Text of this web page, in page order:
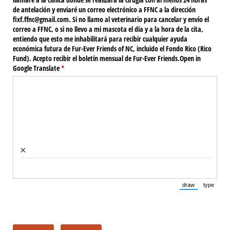
de antelación y enviaré un correo electrónico a FFNC a la dirección
fixf.ffnc@​gmail.com. Si no llamo al veterinario para cancelar y envío el
correo a FFNC, o si no llevo a mi mascota el día y a la hora de la cita,
entiendo que esto me inhabilitará para recibir cualquier ayuda
económica futura de Fur-Ever Friends of NC, incluido el Fondo Rico (Rico
Fund). Acepto recibir el boletín mensual de Fur-Ever Friends.Open in
Google Translate*
(required)
×
draw
(Switch to
type